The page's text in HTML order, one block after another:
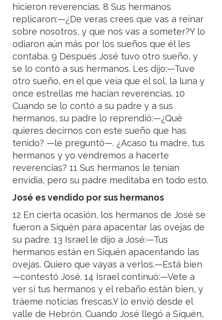
hicieron reverencias. 8 Sus hermanos
replicaron:—¿De veras crees que vas a reinar
sobre nosotros, y que nos vas a someter?Y lo
odiaron aún más por los sueños que él les
contaba. 9 Después José tuvo otro sueño, y
se lo contó a sus hermanos. Les dijo:—Tuve
otro sueño, en el que veía que el sol, la luna y
once estrellas me hacían reverencias. 10
Cuando se lo contó a su padre y a sus
hermanos, su padre lo reprendió:—¿Qué
quieres decirnos con este sueño que has
tenido? —le preguntó—. ¿Acaso tu madre, tus
hermanos y yo vendremos a hacerte
reverencias? 11 Sus hermanos le tenían
envidia, pero su padre meditaba en todo esto.
José es vendido por sus hermanos
12 En cierta ocasión, los hermanos de José se
fueron a Siquén para apacentar las ovejas de
su padre. 13 Israel le dijo a José:—Tus
hermanos están en Siquén apacentando las
ovejas. Quiero que vayas a verlos.—Está bien
—contestó José. 14 Israel continuó:—Vete a
ver si tus hermanos y el rebaño están bien, y
tráeme noticias frescas.Y lo envió desde el
valle de Hebrón. Cuando José llegó a Siquén,